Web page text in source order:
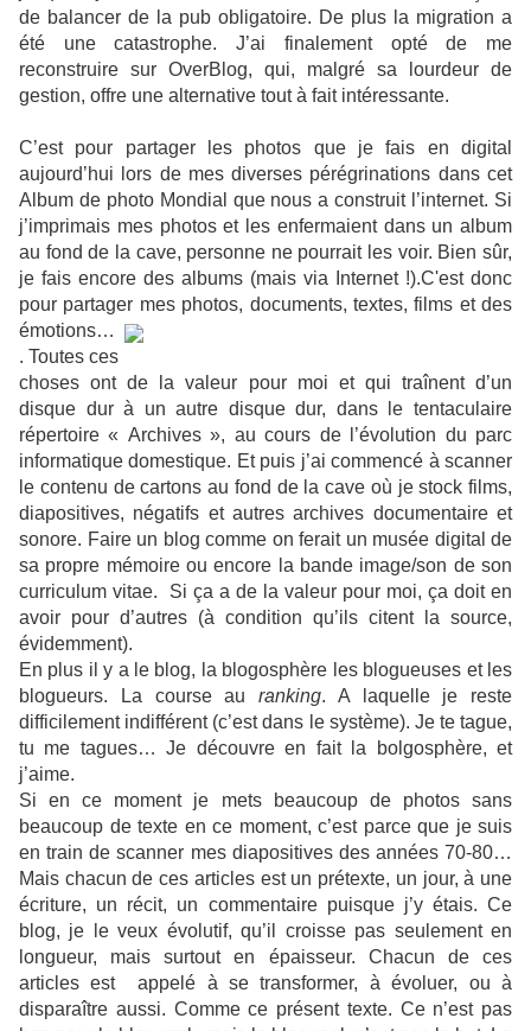
de balancer de la pub obligatoire. De plus la migration a
été une catastrophe. J’ai finalement opté de me
reconstruire sur OverBlog, qui, malgré sa lourdeur de
gestion, offre une alternative tout à fait intéressante.
C’est pour partager les photos que je fais en digital
aujourd’hui lors de mes diverses pérégrinations dans cet
Album de photo Mondial que nous a construit l’internet. Si
j’imprimais mes photos et les enfermaient dans un album
au fond de la cave, personne ne pourrait les voir. Bien sûr,
je fais encore des albums (mais via Internet !).C'est donc
pour partager mes photos, documents, textes, films et des
émotions…
. Toutes ces
choses ont de la valeur pour moi et qui traînent d’un
disque dur à un autre disque dur, dans le tentaculaire
répertoire « Archives », au cours de l’évolution du parc
informatique domestique. Et puis j’ai commencé à scanner
le contenu de cartons au fond de la cave où je stock films,
diapositives, négatifs et autres archives documentaire et
sonore. Faire un blog comme on ferait un musée digital de
sa propre mémoire ou encore la bande image/son de son
curriculum vitae. Si ça a de la valeur pour moi, ça doit en
avoir pour d’autres (à condition qu’ils citent la source,
évidemment).
En plus il y a le blog, la blogosphère les blogueuses et les
blogueurs. La course au ranking. A laquelle je reste
difficilement indifférent (c’est dans le système). Je te tague,
tu me tagues… Je découvre en fait la bolgosphère, et
j’aime.
Si en ce moment je mets beaucoup de photos sans
beaucoup de texte en ce moment, c’est parce que je suis
en train de scanner mes diapositives des années 70-80…
Mais chacun de ces articles est un prétexte, un jour, à une
écriture, un récit, un commentaire puisque j’y étais. Ce
blog, je le veux évolutif, qu’il croisse pas seulement en
longueur, mais surtout en épaisseur. Chacun de ces
articles est appelé à se transformer, à évoluer, ou à
disparaître aussi. Comme ce présent texte. Ce n’est pas